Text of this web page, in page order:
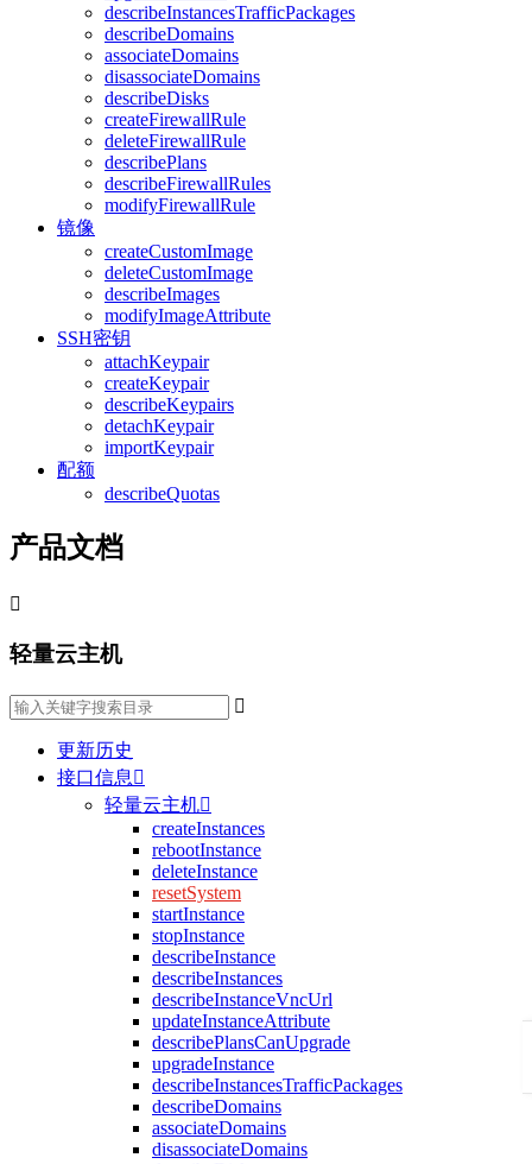
describeInstancesTrafficPackages
describeDomains
associateDomains
disassociateDomains
describeDisks
createFirewallRule
deleteFirewallRule
describePlans
describeFirewallRules
modifyFirewallRule
镜像
createCustomImage
deleteCustomImage
describeImages
modifyImageAttribute
SSH密钥
attachKeypair
createKeypair
describeKeypairs
detachKeypair
importKeypair
配额
describeQuotas
产品文档

轻量云主机

更新历史
接口信息 
轻量云主机
createInstances
rebootInstance
deleteInstance
resetSystem
startInstance
stopInstance
describeInstance
describeInstances
describeInstanceVncUrl
updateInstanceAttribute
describePlansCanUpgrade
upgradeInstance
describeInstancesTrafficPackages
describeDomains
associateDomains
disassociateDomains